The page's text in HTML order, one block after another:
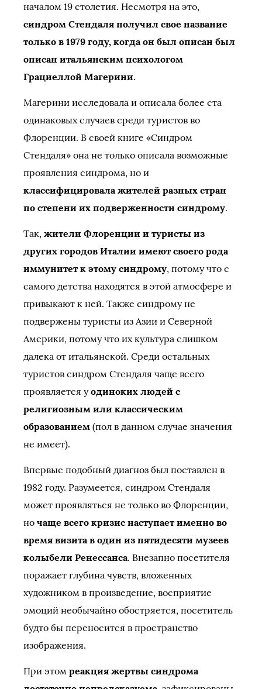
началом 19 столетия. Несмотря на это,
синдром Стендаля получил свое название
только в 1979 году, когда он был описан был
описан итальянским психологом
Грациеллой Магерини.
Магерини исследовала и описала более ста
одинаковых случаев среди туристов во
Флоренции. В своей книге «Синдром
Стендаля» она не только описала возможные
проявления синдрома, но и
классифицировала жителей разных стран
по степени их подверженности синдрому.
Так, жители Флоренции и туристы из
других городов Италии имеют своего рода
иммунитет к этому синдрому, потому что с
самого детства находятся в этой атмосфере и
привыкают к ней. Также синдрому не
подвержены туристы из Азии и Северной
Америки, потому что их культура слишком
далека от итальянской. Среди остальных
туристов синдром Стендаля чаще всего
проявляется уодиноких людей с
религиозным или классическим
образованием (пол в данном случае значения
не имеет).
Впервые подобный диагноз был поставлен в
1982 году. Разумеется, синдром Стендаля
может проявляться не только во Флоренции,
но чаще всего кризис наступает именно во
время визита в один из пятидесяти музеев
колыбели Ренессанса. Внезапно посетителя
поражает глубина чувств, вложенных
художником в произведение, восприятие
эмоций необычайно обостряется, посетитель
будто бы переносится в пространство
изображения.
При этом реакция жертвы синдрома